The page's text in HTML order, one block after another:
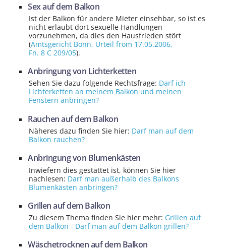
Sex auf dem Balkon
Ist der Balkon für andere Mieter einsehbar, so ist es
nicht erlaubt dort sexuelle Handlungen
vorzunehmen, da dies den Hausfrieden stört
(Amtsgericht Bonn, Urteil from 17.05.2006,
Fn. 8 C 209/05).
Anbringung von Lichterketten
Sehen Sie dazu folgende Rechtsfrage: Darf ich
Lichter­ketten an meinem Balkon und meinen
Fenstern anbringen?
Rauchen auf dem Balkon
Näheres dazu finden Sie hier: Darf man auf dem
Balkon rauchen?
Anbringung von Blumenkästen
Inwiefern dies gestattet ist, können Sie hier
nachlesen: Darf man außerhalb des Balkons
Blumenkästen anbringen?
Grillen auf dem Balkon
Zu diesem Thema finden Sie hier mehr: Grillen auf
dem Balkon - Darf man auf dem Balkon grillen?
Wäschetrocknen auf dem Balkon